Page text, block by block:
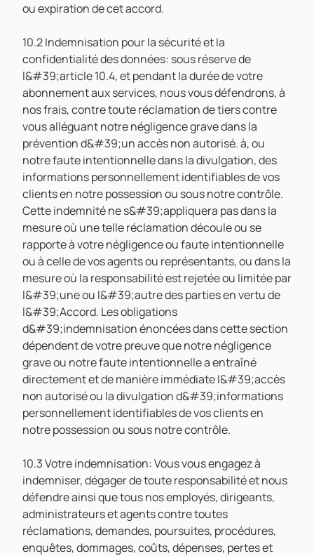
ou expiration de cet accord.
10.2 Indemnisation pour la sécurité et la
confidentialité des données: sous réserve de
l&#39;article 10.4, et pendant la durée de votre
abonnement aux services, nous vous défendrons, à
nos frais, contre toute réclamation de tiers contre
vous alléguant notre négligence grave dans la
prévention d&#39;un accès non autorisé. à, ou
notre faute intentionnelle dans la divulgation, des
informations personnellement identifiables de vos
clients en notre possession ou sous notre contrôle.
Cette indemnité ne s&#39;appliquera pas dans la
mesure où une telle réclamation découle ou se
rapporte à votre négligence ou faute intentionnelle
ou à celle de vos agents ou représentants, ou dans la
mesure où la responsabilité est rejetée ou limitée par
l&#39;une ou l&#39;autre des parties en vertu de
l&#39;Accord. Les obligations
d&#39;indemnisation énoncées dans cette section
dépendent de votre preuve que notre négligence
grave ou notre faute intentionnelle a entraîné
directement et de manière immédiate l&#39;accès
non autorisé ou la divulgation d&#39;informations
personnellement identifiables de vos clients en
notre possession ou sous notre contrôle.
10.3 Votre indemnisation: Vous vous engagez à
indemniser, dégager de toute responsabilité et nous
défendre ainsi que tous nos employés, dirigeants,
administrateurs et agents contre toutes
réclamations, demandes, poursuites, procédures,
enquêtes, dommages, coûts, dépenses, pertes et